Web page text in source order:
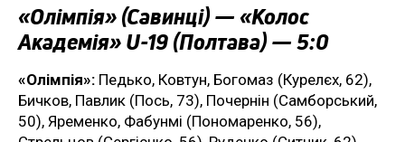
«Олімпія» (Савинці) — «Колос
Академія» U-19 (Полтава) — 5:0
«Олімпія»: Педько, Ковтун, Богомаз (Курелєх, 62),
Бичков, Павлик (Пось, 73), Почернін (Самборський,
50), Яременко, Фабунмі (Пономаренко, 56),